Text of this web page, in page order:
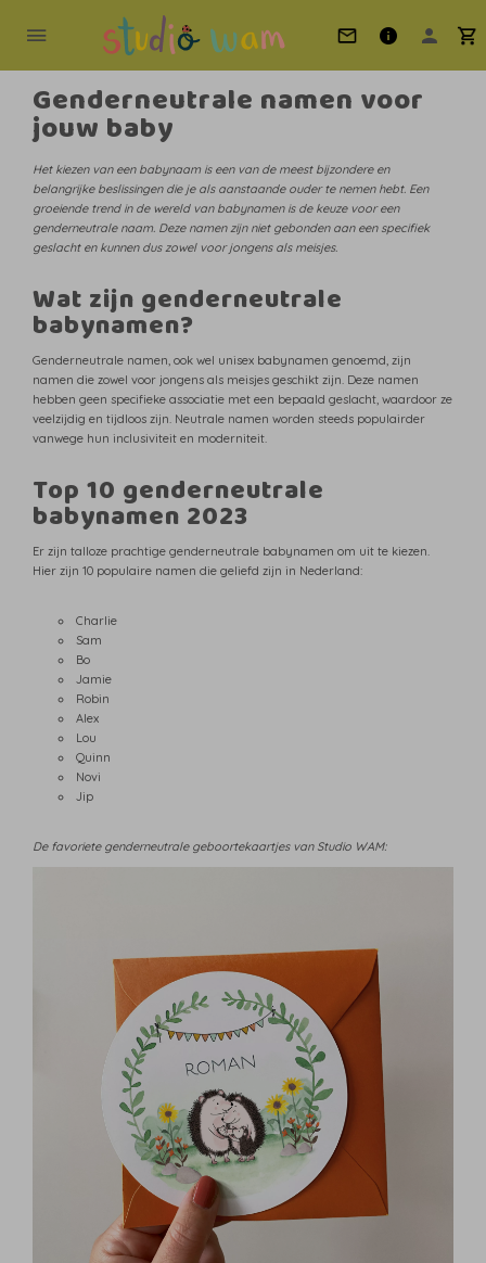
Genderneutrale namen voor
jouw baby
Het kiezen van een babynaam is een van de meest bijzondere en
belangrijke beslissingen die je als aanstaande ouder te nemen hebt. Een
groeiende trend in de wereld van babynamen is de keuze voor een
genderneutrale naam. Deze namen zijn niet gebonden aan een specifiek
geslacht en kunnen dus zowel voor jongens als meisjes.
Wat zijn genderneutrale
babynamen?
Genderneutrale namen, ook wel unisex babynamen genoemd, zijn
namen die zowel voor jongens als meisjes geschikt zijn. Deze namen
hebben geen specifieke associatie met een bepaald geslacht, waardoor ze
veelzijdig en tijdloos zijn. Neutrale namen worden steeds populairder
vanwege hun inclusiviteit en moderniteit.
Top 10 genderneutrale
babynamen 2023
Er zijn talloze prachtige genderneutrale babynamen om uit te kiezen.
Hier zijn 10 populaire namen die geliefd zijn in Nederland:
Charlie
Sam
Bo
Jamie
Robin
Alex
Lou
Quinn
Novi
Jip
De favoriete genderneutrale geboortekaartjes van Studio WAM: